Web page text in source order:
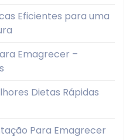
Eficientes para uma
Emagrecer –
Dietas Rápidas
Para Emagrecer